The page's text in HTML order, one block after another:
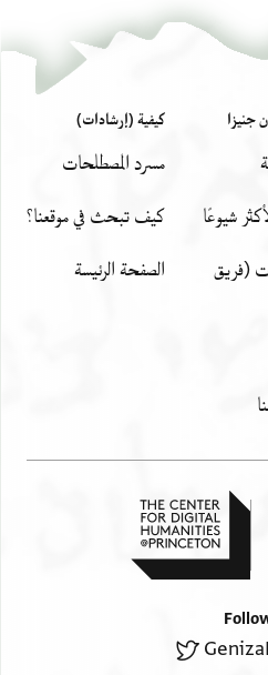
Amir Ashur, "Engagement
Cairo Geniza‎" (in
קד וקע מן אל
גיטים וקידושים
וכיף עקדה הל דכרו ענד תסלים
אלדי וכَّלתה בשני עדים על
טריק אכר למתל דלך לאלא
עלי כרק אלשריעה
جنيزا
شيوعًا
(فريق
كيفية (إرشادات)
مسرد المصطلحات
كيف تبحث في موقعنا؟
الصفحة الرئيسة